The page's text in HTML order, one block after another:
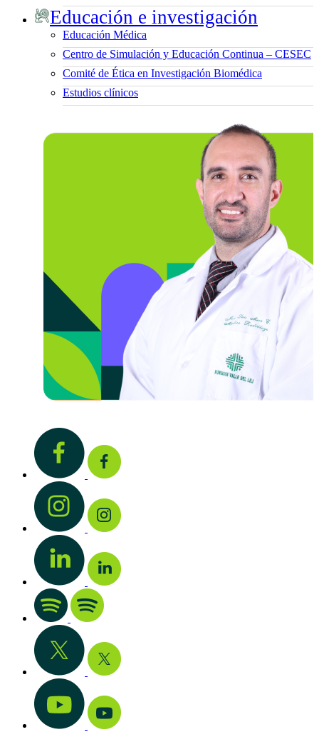
Educación e investigación
Educación Médica
Centro de Simulación y Educación Continua – CESEC
Comité de Ética en Investigación Biomédica
Estudios clínicos